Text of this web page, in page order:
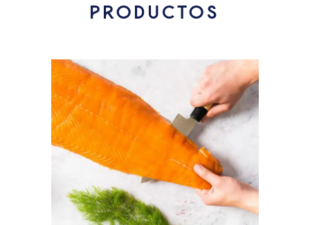
PRODUCTOS